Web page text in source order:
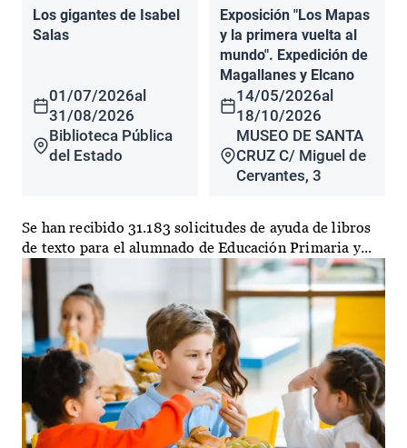
Los gigantes de Isabel
Salas
01/07/2026al
31/08/2026
Biblioteca Pública
del Estado
Exposición "Los Mapas
y la primera vuelta al
mundo". Expedición de
Magallanes y Elcano
14/05/2026al
18/10/2026
MUSEO DE SANTA
CRUZ C/ Miguel de
Cervantes, 3
Se han recibido 31.183 solicitudes de ayuda de libros
de texto para el alumnado de Educación Primaria y...